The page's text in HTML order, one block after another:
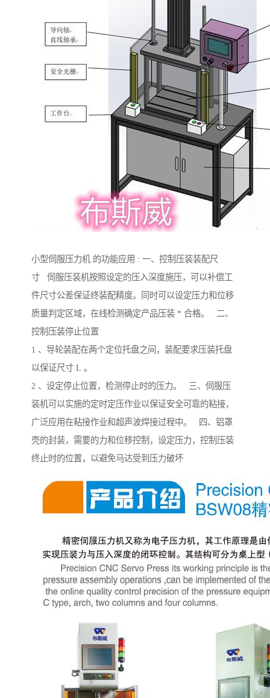
小型伺服压力机 的功能应用 : 一、控制压装装配尺
寸 伺服压装机按照设定的压入深度施压，可以补偿工
件尺寸公差保证终装配精度。同时可以设定压力和位移
质量判定区域，在线检测确定产品压装 * 合格。 二、
控制压装停止位置
1 、导轮装配在两个定位托盘之间，装配要求压装托盘
以保证尺寸 L 。
2 、设定停止位置，检测停止时的压力。 三、伺服压
装机可以实施的定时定压作业以保证安全可靠的粘接，
广泛应用在粘接作业和超声波焊接过程中。 四、铝罩
壳的封装，需要的力和位移控制，设定压力，控制压装
终止时的位置，以避免马达受到压力破坏